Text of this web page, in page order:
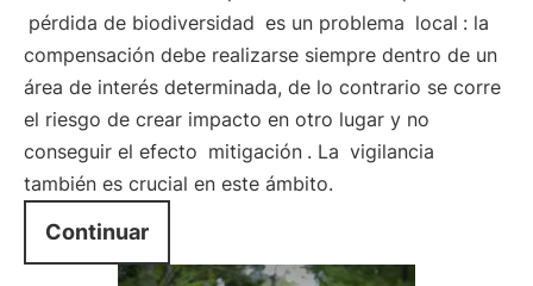
pérdida de biodiversidad es un problema local : la
compensación debe realizarse siempre dentro de un
área de interés determinada, de lo contrario se corre
el riesgo de crear impacto en otro lugar y no
conseguir el efecto mitigación . La vigilancia
también es crucial en este ámbito.
Continuar